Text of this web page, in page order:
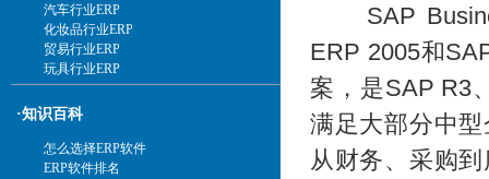
汽车行业ERP
化妆品行业ERP
贸易行业ERP
玩具行业ERP
·知识百科
怎么选择ERP软件
ERP软件排名
SAP
ERP 2005和
案，是SAP R3
满足大部分中
从财务、采购